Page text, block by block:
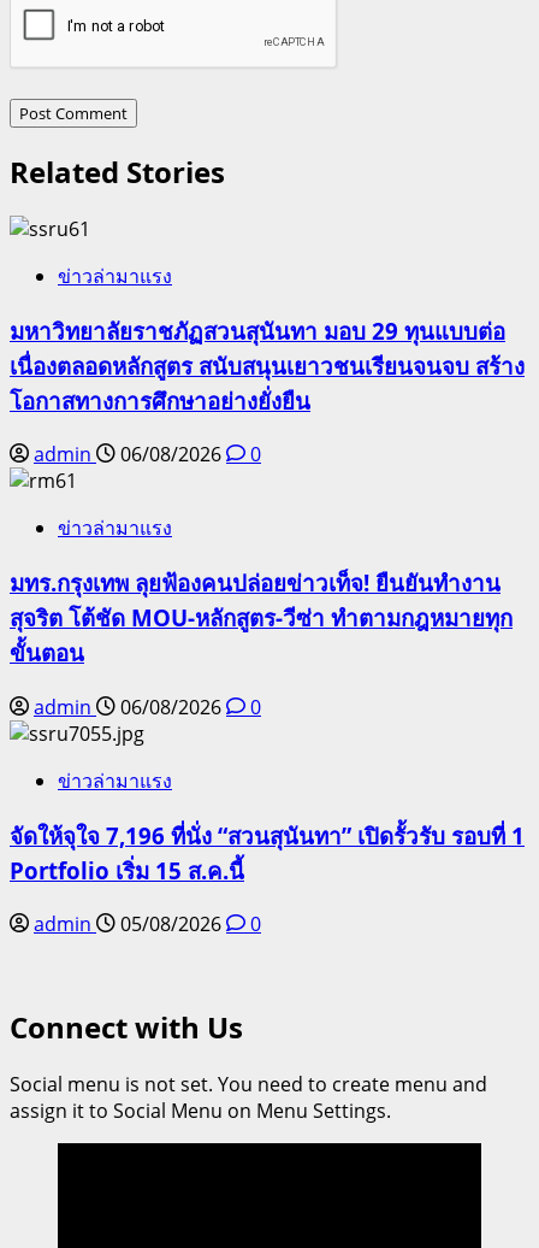
Related Stories
ข่าวล่ามาแรง
มหาวิทยาลัยราชภัฏสวนสุนันทา มอบ 29 ทุนแบบต่อ
เนื่องตลอดหลักสูตร สนับสนุนเยาวชนเรียนจนจบ สร้าง
โอกาสทางการศึกษาอย่างยั่งยืน
admin 06/08/2026 0
ข่าวล่ามาแรง
มทร.กรุงเทพ ลุยฟ้องคนปล่อยข่าวเท็จ! ยืนยันทำงาน
สุจริต โต้ชัด MOU-หลักสูตร-วีซ่า ทำตามกฎหมายทุก
ขั้นตอน
admin 06/08/2026 0
ข่าวล่ามาแรง
จัดให้จุใจ 7,196 ที่นั่ง “สวนสุนันทา” เปิดรั้วรับ รอบที่ 1
Portfolio เริ่ม 15 ส.ค.นี้
admin 05/08/2026 0
Connect with Us
Social menu is not set. You need to create menu and
assign it to Social Menu on Menu Settings.